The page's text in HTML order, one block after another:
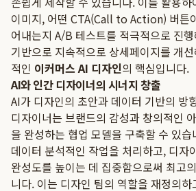
이미지, 어떤 CTA(Call to Action) 버튼
어내는지 A/B 테스트를 적극적으로 진
기반으로 지속적으로 상세페이지를 개
적인 이커머스 AI 디자인의 핵심입니다.
AI와 인간 디자이너의 시너지 창출
AI가 디자인의 초안과 데이터 기반의 방
디자이너는 브랜드의 감성과 창의적인
을 완성하는 협업 모델을 구축할 수 있
데이터 분석적인 작업을 처리하고, 디자
완성도를 높이는 데 집중함으로써 최고
니다. 이는 디자인 팀의 역할을 재정의